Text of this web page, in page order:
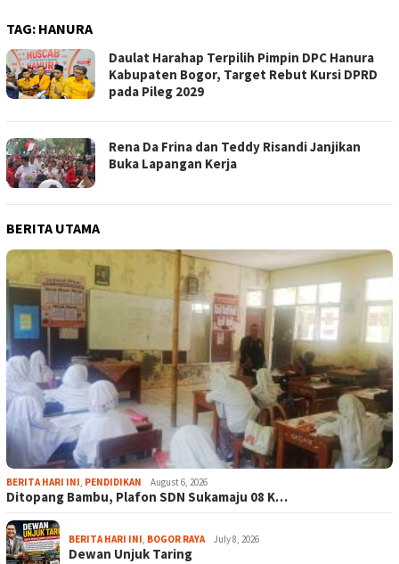
TAG: HANURA
Daulat Harahap Terpilih Pimpin DPC Hanura
Kabupaten Bogor, Target Rebut Kursi DPRD
pada Pileg 2029
Rena Da Frina dan Teddy Risandi Janjikan
Buka Lapangan Kerja
BERITA UTAMA
BERITA HARI INI, PENDIDIKAN August 6, 2026
Ditopang Bambu, Plafon SDN Sukamaju 08 K…
BERITA HARI INI, BOGOR RAYA July 8, 2026
Dewan Unjuk Taring